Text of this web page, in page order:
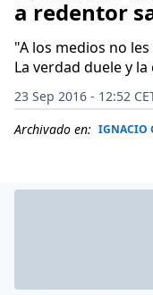
a redentor
"A los medios no
La verdad duele y
23 Sep 2016 - 12:52
Archivado en: IGNACIO